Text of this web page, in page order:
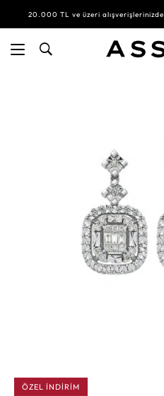
20.000 TL ve üzeri alışverişlerinizde
ÖZEL İNDİRİM